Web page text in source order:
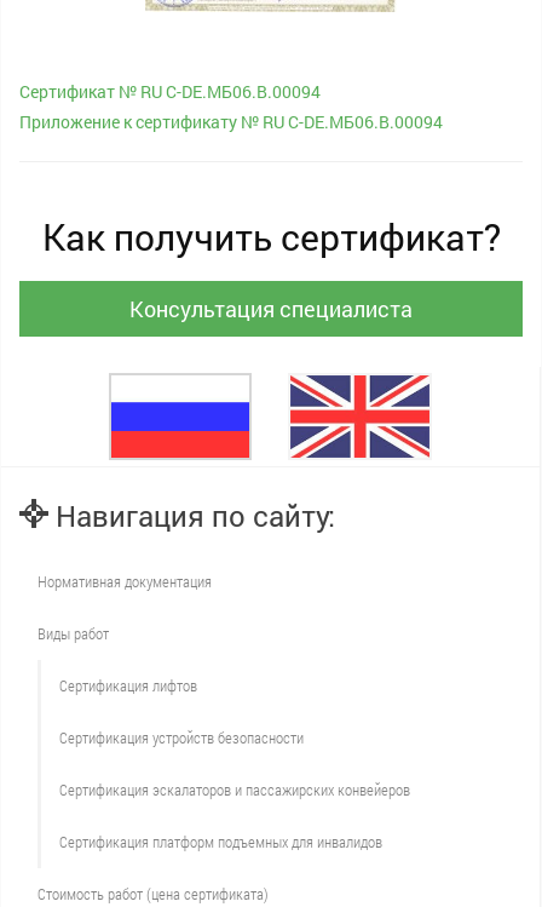
Сертификат № RU С-DE.МБ06.B.00094
Приложение к сертификату № RU С-DE.МБ06.B.00094
Как получить сертификат?
Консультация специалиста
Навигация по сайту:
Нормативная документация
Виды работ
Сертификация лифтов
Сертификация устройств безопасности
Сертификация эскалаторов и пассажирских конвейеров
Сертификация платформ подъемных для инвалидов
Стоимость работ (цена сертификата)